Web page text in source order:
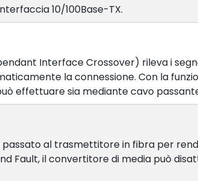
10/100Base-TX.
Interface Crossover) rileva i
la connessione. Con la
effettuare sia mediante cavo
passato al trasmettitore in fibra per
Fault, il convertitore di media può